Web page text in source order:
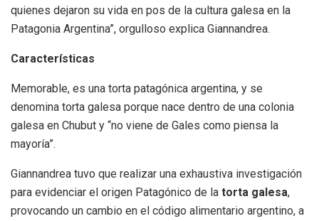
quienes dejaron su vida en pos de la cultura galesa en la
Patagonia Argentina”, orgulloso explica Giannandrea.
Características
Memorable, es una torta patagónica argentina, y se
denomina torta galesa porque nace dentro de una colonia
galesa en Chubut y “no viene de Gales como piensa la
mayoría”.
Giannandrea tuvo que realizar una exhaustiva investigación
para evidenciar el origen Patagónico de la torta galesa,
provocando un cambio en el código alimentario argentino, a